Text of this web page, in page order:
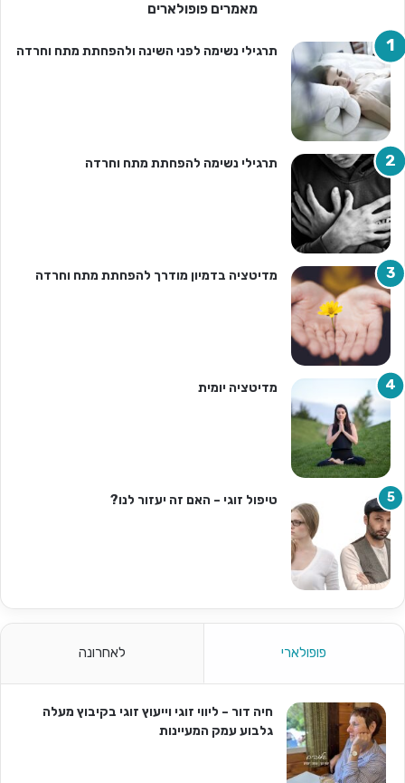
מאמרים פופולארים
תרגילי נשימה לפני השינה ולהפחתת מתח וחרדה
תרגילי נשימה להפחתת מתח וחרדה
מדיטציה בדמיון מודרך להפחתת מתח וחרדה
מדיטציה יומית
טיפול זוגי – האם זה יעזור לנו?
פופולארי לאחרונה
חיה דור – ליווי זוגי וייעוץ זוגי בקיבוץ מעלה
גלבוע עמק המעיינות